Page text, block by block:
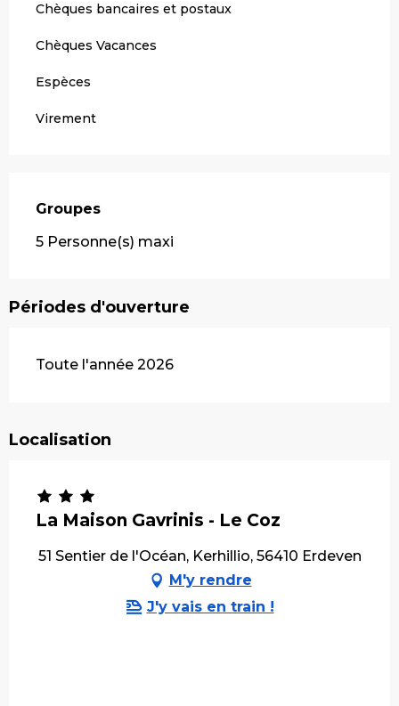
Chèques bancaires et postaux
Chèques Vacances
Espèces
Virement
Groupes
Groupes
5 Personne(s) maxi
Périodes d'ouverture
Toute l'année 2026
Localisation
La Maison Gavrinis - Le Coz
51 Sentier de l'Océan, Kerhillio, 56410 Erdeven
M'y rendre
J'y vais en train !